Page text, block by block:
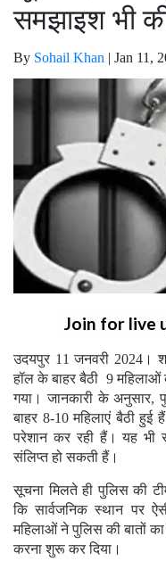
समझाइश भी
By Sohail Khan | Jan 11,
Join for live
उदयपुर 11 जनवरी 2024।
हॉल के बाहर बैठी 9 महिलाओं
गया। जानकारी के अनुसार,
बाहर 8-10 महिलाएं बैठी
परेशान कर रही हैं। यह भी
संलिप्त हो सकती हैं।
सूचना मिलते ही पुलिस की
कि सार्वजनिक स्थान पर
महिलाओं ने पुलिस की बातों
करना शुरू कर दिया।